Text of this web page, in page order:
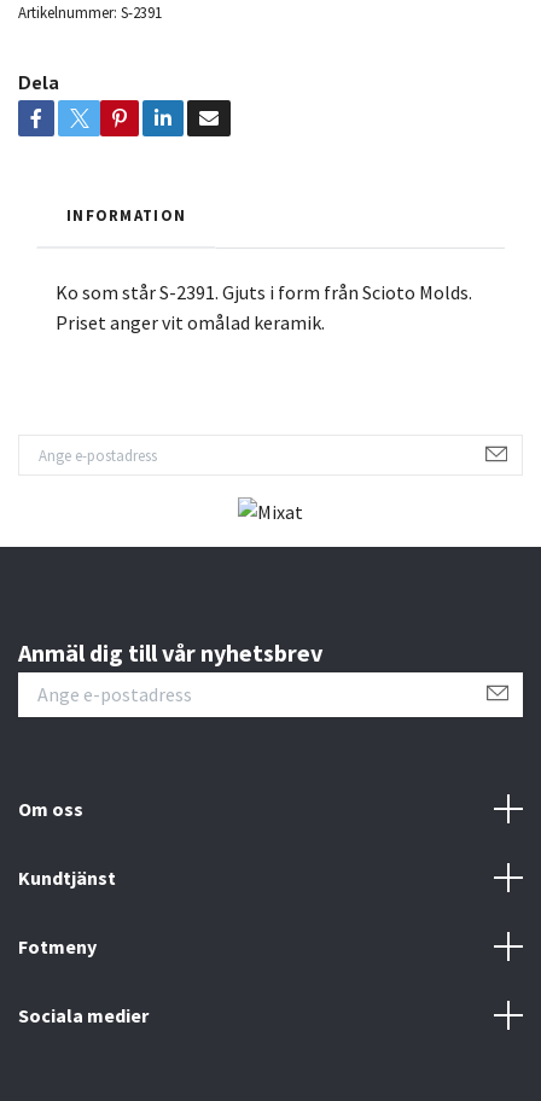
Artikelnummer: S-2391
Dela
INFORMATION
Ko som står S-2391. Gjuts i form från Scioto Molds.
Priset anger vit omålad keramik.
Anmäl dig till vår nyhetsbrev
Om oss
Kundtjänst
Fotmeny
Sociala medier